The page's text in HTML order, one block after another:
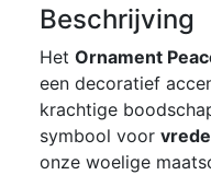
Beschrijving
Het Ornament
een decoratief
krachtige
symbool voor vrede
onze woelige